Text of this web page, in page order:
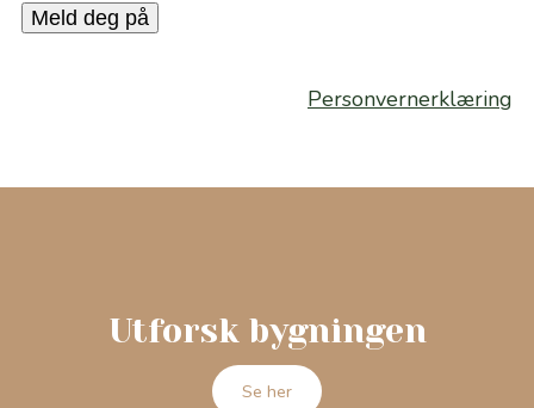
Meld deg på
Personvernerklæring
Utforsk bygningen
Se her